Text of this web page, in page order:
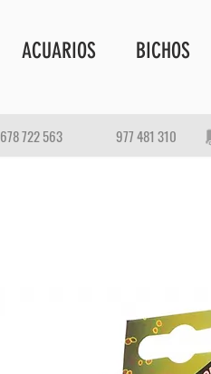
ACUARIOS BICHOS
678 722 563 977 481 310